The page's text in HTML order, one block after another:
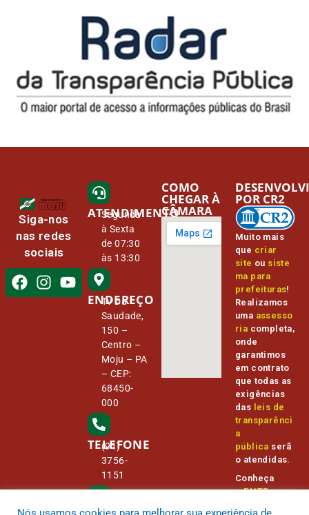
Siga-nos
nas redes
sociais
ATENDIMENTO
Segunda
à Sexta
de 07:30
às 13:30
ENDEREÇO
Tv Da
Saudade,
150 –
Centro –
Moju – PA
– CEP:
68450-
000
TELEFONE
(91)
3756-
1151
COMO
CHEGAR À
CÂMARA
Muito mais
que criar
site ou siste
ma para
prefeituras!
Realizamos
uma assesso
ria completa,
onde
garantimos
em contrato
que todas as
exigências
das leis de
transparênci
a
pública serã
o atendidas.
Conheça
oPNTPe
POR CR2